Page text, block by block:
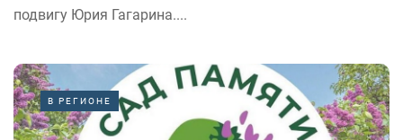
подвигу Юрия Гагарина....
В РЕГИОНЕ